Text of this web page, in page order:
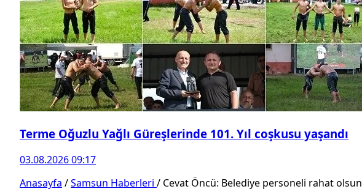
Terme Oğuzlu Yağlı Güreşlerinde 101. Yıl coşkusu yaşandı
03.08.2026 09:17
Anasayfa /Samsun Haberleri / Cevat Öncü: Belediye personeli rahat olsun